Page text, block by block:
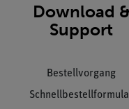
Download
Support
Bestellvorgang